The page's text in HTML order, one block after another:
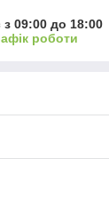
09:00 до 18:00
роботи